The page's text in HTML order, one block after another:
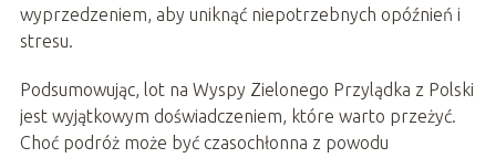
wyprzedzeniem, aby uniknąć niepotrzebnych opóźnień i
stresu.
Podsumowując, lot na Wyspy Zielonego Przylądka z Polski
jest wyjątkowym doświadczeniem, które warto przeżyć.
Choć podróż może być czasochłonna z powodu